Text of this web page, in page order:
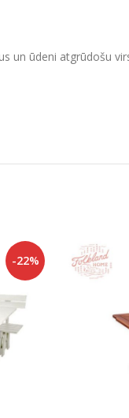
un ūdeni atgrūdošu
-22%